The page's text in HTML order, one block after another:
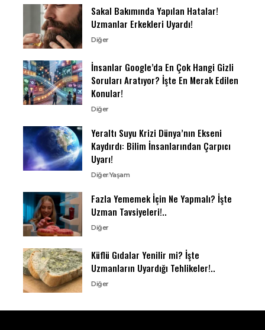
Sakal Bakımında Yapılan Hatalar!
Uzmanlar Erkekleri Uyardı!
Diğer
İnsanlar Google’da En Çok Hangi Gizli
Soruları Aratıyor? İşte En Merak Edilen
Konular!
Diğer
Yeraltı Suyu Krizi Dünya’nın Ekseni
Kaydırdı: Bilim İnsanlarından Çarpıcı
Uyarı!
DiğerYaşam
Fazla Yememek İçin Ne Yapmalı? İşte
Uzman Tavsiyeleri!..
Diğer
Küflü Gıdalar Yenilir mi? İşte
Uzmanların Uyardığı Tehlikeler!..
Diğer